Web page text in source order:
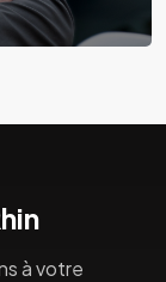
à votre